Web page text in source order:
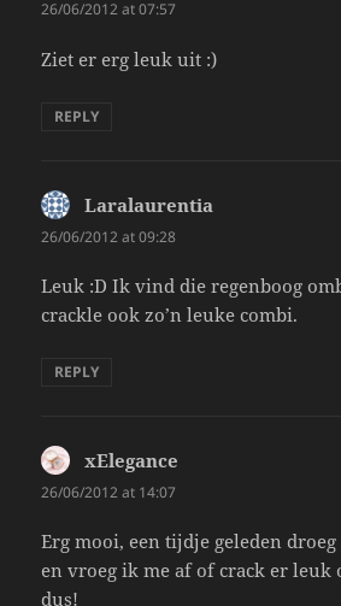
26/06/2012 at 07:57
Ziet er erg leuk uit :)
REPLY
Laralaurentia
26/06/2012 at 09:28
Leuk :D Ik vind die regenboog
crackle ook zo’n leuke combi.
REPLY
xElegance
26/06/2012 at 14:07
Erg mooi, een tijdje geleden
en vroeg ik me af of crack er leuk
dus!